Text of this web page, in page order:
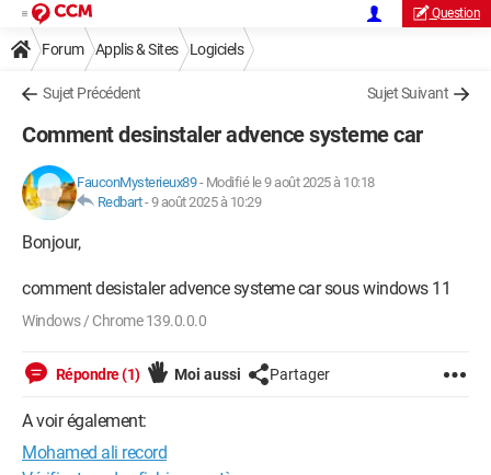
Question
Forum Applis & Sites Logiciels
Sujet Précédent Sujet Suivant
Comment desinstaler advence systeme car
FauconMysterieux89- Modifié le 9 août 2025 à 10:18
Redbart-9 août 2025 à 10:29
Bonjour,
comment desistaler advence systeme car sous windows 11
Windows / Chrome 139.0.0.0
Répondre (1) Moi aussi Partager
A voir également:
Mohamed ali record